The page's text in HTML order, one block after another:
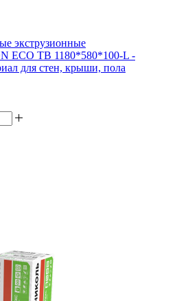
экструзионные
TB 1180*580*100-L -
для стен, крыши, пола